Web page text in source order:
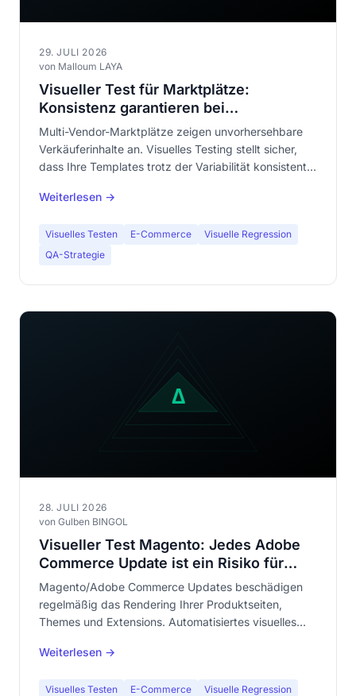
29. JULI 2026
von Malloum LAYA
Visueller Test für Marktplätze:
Konsistenz garantieren bei
unvorhersehbarem Inhalt
Multi-Vendor-Marktplätze zeigen unvorhersehbare
Verkäuferinhalte an. Visuelles Testing stellt sicher,
dass Ihre Templates trotz der Variabilität konsistent
Teams.
Weiterlesen →
Visuelles Testen E-Commerce
Visuelle Regression
QA-Strategie
28. JULI 2026
von Gulben BINGOL
Visueller Test Magento: Jedes Adobe
Commerce Update ist ein Risiko für
Ihren Shop
Magento/Adobe Commerce Updates beschädigen
regelmäßig das Rendering Ihrer Produktseiten,
Themes und Extensions. Automatisiertes visuelles
visuelle Regressionen bei einem Katalog mit
Weiterlesen →
Visuelles Testen E-Commerce Visuelle Regression